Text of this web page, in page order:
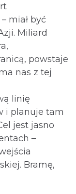
miał być
Miliard
powstaje
nas z tej
linię
i planuje tam
jest jasno
–
Bramę,